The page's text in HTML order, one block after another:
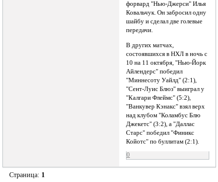
форвард "Нью-Джерси" Илья
Ковальчук. Он забросил одну
шайбу и сделал две голевые
передачи.
В других матчах,
состоявшихся в НХЛ в ночь с
10 на 11 октября, "Нью-Йорк
Айлендерс" победил
"Миннесоту Уайлд" (2:1),
"Сент-Луис Блюз" выиграл у
"Калгари Флеймс" (5:2),
"Ванкувер Кэнакс" взял верх
над клубом "Коламбус Блю
Джекетс" (3:2), а "Даллас
Старс" победил "Финикс
Койотс" по буллитам (2:1).
0
Страница: 1